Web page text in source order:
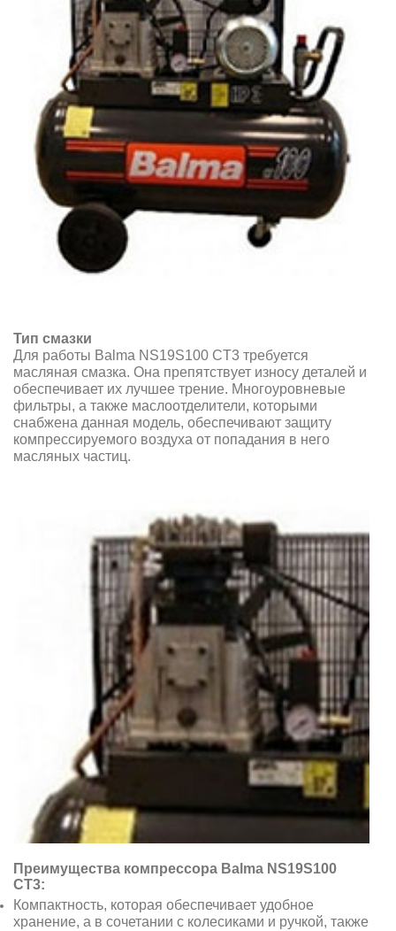
Тип смазки
Для работы Balma NS19S100 CT3 требуется
масляная смазка. Она препятствует износу деталей и
обеспечивает их лучшее трение. Многоуровневые
фильтры, а также маслоотделители, которыми
снабжена данная модель, обеспечивают защиту
компрессируемого воздуха от попадания в него
масляных частиц.
Преимущества компрессора Balma NS19S100
CT3:
Компактность, которая обеспечивает удобное
хранение, а в сочетании с колесиками и ручкой, также